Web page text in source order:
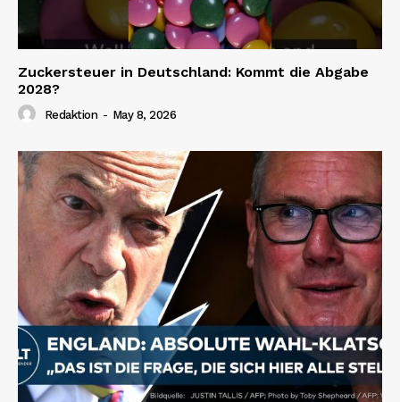
Zuckersteuer in Deutschland: Kommt die Abgabe
2028?
Redaktion - May 8, 2026